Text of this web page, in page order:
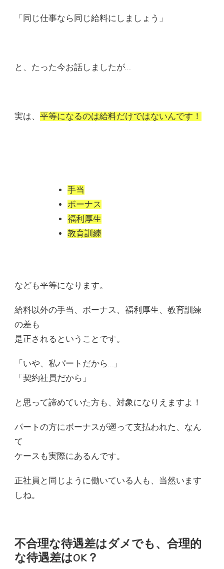
「同じ仕事なら同じ給料にしましょう」
と、たった今お話しましたが…
実は、 平等になるのは給料だけではないんです！
手当
ボーナス
福利厚生
教育訓練
なども平等になります。
給料以外の手当、ボーナス、福利厚生、教育訓練
の差も
是正されるということです。
「いや、私パートだから…」
「契約社員だから」
と思って諦めていた方も、対象になりえますよ！
パートの方にボーナスが遡って支払われた、なん
て
ケースも実際にあるんです。
正社員と同じように働いている人も、当然います
しね。
不合理な待遇差はダメでも、合理的
な待遇差はOK？